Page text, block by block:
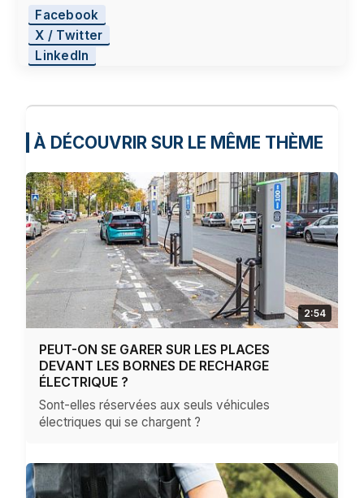
Facebook
X / Twitter
LinkedIn
À DÉCOUVRIR SUR LE MÊME THÈME
2:54
PEUT-ON SE GARER SUR LES PLACES
DEVANT LES BORNES DE RECHARGE
ÉLECTRIQUE ?
Sont-elles réservées aux seuls véhicules
électriques qui se chargent ?